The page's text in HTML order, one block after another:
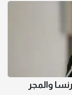
والمجر